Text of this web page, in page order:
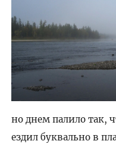
но днем палило так,
ездил буквально в